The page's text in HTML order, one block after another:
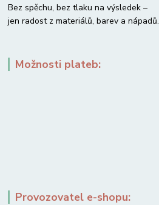
Bez spěchu, bez tlaku na výsledek –
jen radost z materiálů, barev a nápadů.
Možnosti plateb:
Provozovatel e-shopu: